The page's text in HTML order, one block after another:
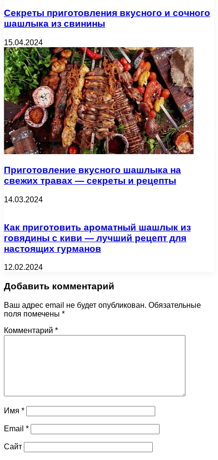
Секреты приготовления вкусного и сочного
шашлыка из свинины
15.04.2024
Приготовление вкусного шашлыка на
свежих травах — секреты и рецепты
14.03.2024
Как приготовить ароматный шашлык из
говядины с киви — лучший рецепт для
настоящих гурманов
12.02.2024
Добавить комментарий
Ваш адрес email не будет опубликован. Обязательные
поля помечены *
Комментарий *
Имя *
Email *
Сайт